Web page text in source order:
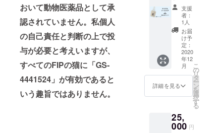
おいて動物医薬品として承
認されていません。私個人
の自己責任と判断の上で投
与が必要と考えいますが、
すべてのFIPの猫に「GS-
4441524」が有効であると
いう趣旨ではありません。
バッグ
・感謝
を込め
たお礼
のメッ
セージ
・活動
報告
支援
者：
1人
お届
け予
定：
2020
年12
月
詳細を見る
こ
の
リ
タ
ー
ン
を
選
択
す
る
25,
000 円